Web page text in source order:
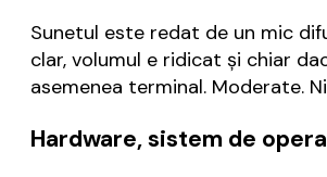
Sunetul este redat de un mic
clar, volumul e ridicat şi chiar
asemenea terminal. Moderate.
Hardware, sistem de